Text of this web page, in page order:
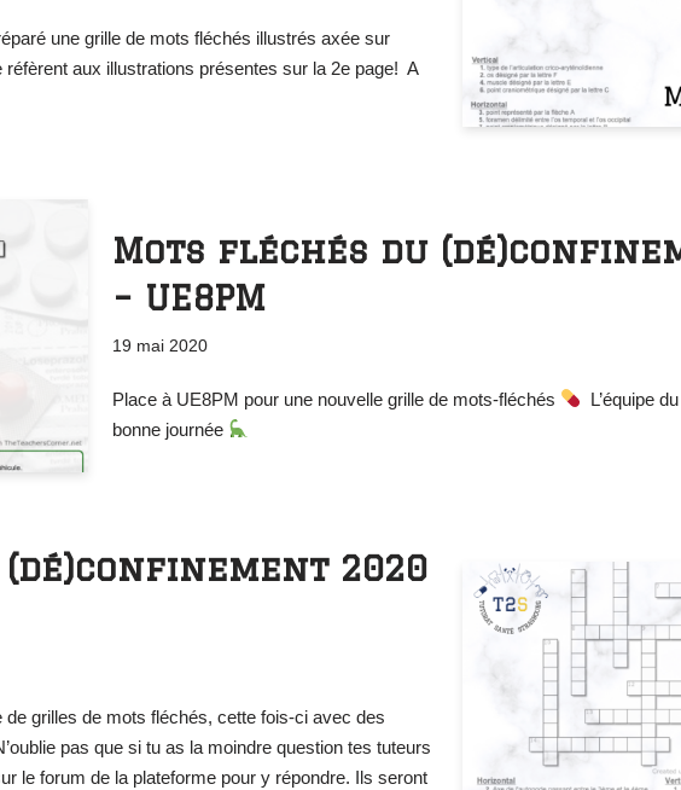
une grille de mots fléchés illustrés axée sur
réfèrent aux illustrations présentes sur la 2e page! A
Mots fléchés du
– UE8PM
19 mai 2020
Place à UE8PM pour une nouvelle grille de mots-fléchés
L’équipe
bonne journée
2020
grilles de mots fléchés, cette fois-ci avec des
pas que si tu as la moindre question tes tuteurs
le forum de la plateforme pour y répondre. Ils seront